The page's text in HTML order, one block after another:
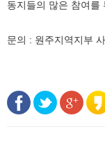
동지들의 많은 참여를
문의 : 원주지역지부